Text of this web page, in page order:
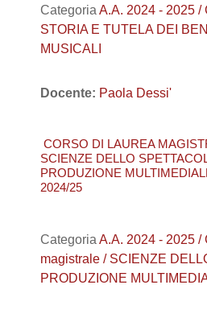
Categoria A.A. 2024 - 2025 /
STORIA E TUTELA DEI
MUSICALI
Docente: Paola Dessi'
CORSO DI LAUREA
SCIENZE DELLO
PRODUZIONE
2024/25
Categoria A.A. 2024 - 2025 /
magistrale / SCIENZE
PRODUZIONE